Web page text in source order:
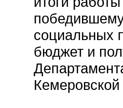
социальных
бюджет и